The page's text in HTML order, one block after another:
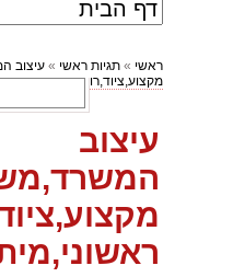
ראשי » תגיות ראשי » עיצוב
מקצוע,ציוד,רושם
עיצוב